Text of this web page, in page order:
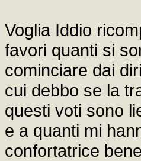
Voglia Iddio
favori quanti si
cominciare dai
cui debbo se la
questi voti sono
e a quanti mi
confortatrice